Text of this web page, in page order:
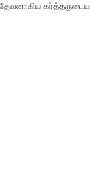
கர்த்தருடைய